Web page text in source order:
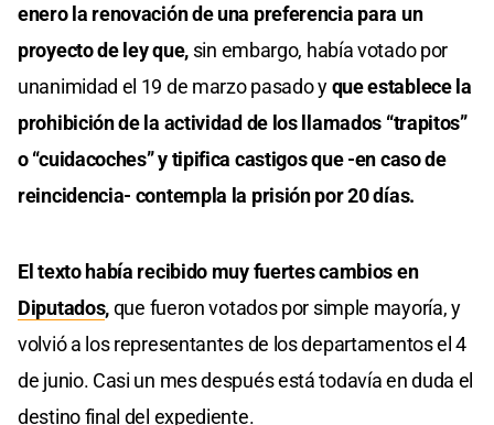
enero la renovación de una preferencia para un
proyecto de ley que, sin embargo, había votado por
unanimidad el 19 de marzo pasado yque establece la
prohibición de la actividad de los llamados “trapitos”
o “cuidacoches” y tipifica castigos que -en caso de
reincidencia- contempla la prisión por 20 días.
El texto había recibido muy fuertes cambios en
Diputados,que fueron votados por simple mayoría, y
volvió a los representantes de los departamentos el 4
de junio. Casi un mes después está todavía en duda el
destino final del expediente.